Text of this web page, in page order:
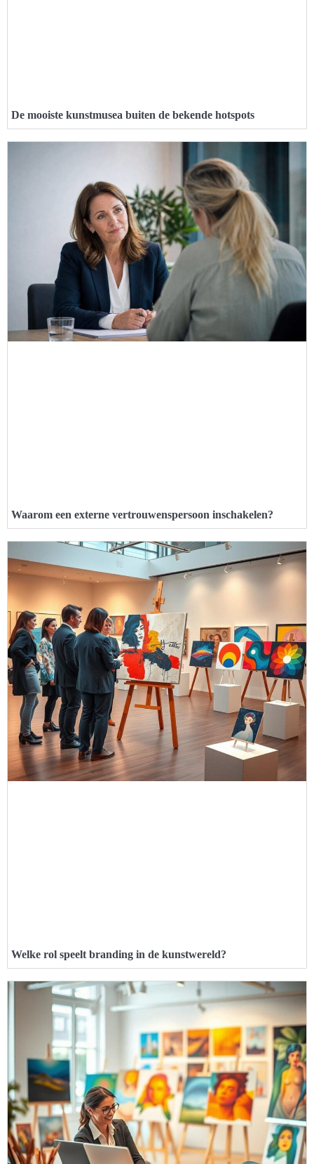
De mooiste kunstmusea buiten de bekende hotspots
Waarom een externe vertrouwenspersoon inschakelen?
Welke rol speelt branding in de kunstwereld?